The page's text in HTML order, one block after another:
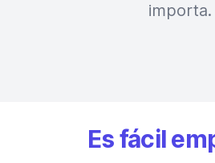
importa.
Es fácil